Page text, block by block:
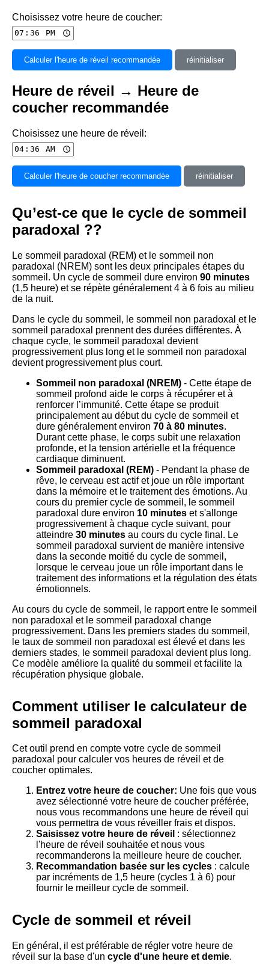
Choisissez votre heure de coucher:
Calculer l'heure de réveil recommandée réinitialiser
Heure de réveil → Heure de
coucher recommandée
Choisissez une heure de réveil:
Calculer l'heure de coucher recommandée réinitialiser
Qu’est-ce que le cycle de sommeil
paradoxal ??
Le sommeil paradoxal (REM) et le sommeil non
paradoxal (NREM) sont les deux principales étapes du
sommeil. Un cycle de sommeil dure environ 90 minutes
(1,5 heure) et se répète généralement 4 à 6 fois au milieu
de la nuit.
Dans le cycle du sommeil, le sommeil non paradoxal et le
sommeil paradoxal prennent des durées différentes. À
chaque cycle, le sommeil paradoxal devient
progressivement plus long et le sommeil non paradoxal
devient progressivement plus court.
Sommeil non paradoxal (NREM) - Cette étape de
sommeil profond aide le corps à récupérer et à
renforcer l’immunité. Cette étape se produit
principalement au début du cycle de sommeil et
dure généralement environ 70 à 80 minutes.
Durant cette phase, le corps subit une relaxation
profonde, et la tension artérielle et la fréquence
cardiaque diminuent.
Sommeil paradoxal (REM) - Pendant la phase de
rêve, le cerveau est actif et joue un rôle important
dans la mémoire et le traitement des émotions. Au
cours du premier cycle de sommeil, le sommeil
paradoxal dure environ 10 minutes et s'allonge
progressivement à chaque cycle suivant, pour
atteindre 30 minutes au cours du cycle final. Le
sommeil paradoxal survient de manière intensive
dans la seconde moitié du cycle de sommeil,
lorsque le cerveau joue un rôle important dans le
traitement des informations et la régulation des états
émotionnels.
Au cours du cycle de sommeil, le rapport entre le sommeil
non paradoxal et le sommeil paradoxal change
progressivement. Dans les premiers stades du sommeil,
le taux de sommeil non paradoxal est élevé et dans les
derniers stades, le sommeil paradoxal devient plus long.
Ce modèle améliore la qualité du sommeil et facilite la
récupération physique globale.
Comment utiliser le calculateur de
sommeil paradoxal
Cet outil prend en compte votre cycle de sommeil
paradoxal pour calculer vos heures de réveil et de
coucher optimales.
Entrez votre heure de coucher: Une fois que vous
avez sélectionné votre heure de coucher préférée,
nous vous recommandons une heure de réveil qui
vous permettra de vous réveiller frais et dispos.
Saisissez votre heure de réveil : sélectionnez
l'heure de réveil souhaitée et nous vous
recommanderons la meilleure heure de coucher.
Recommandation basée sur les cycles : calcule
par incréments de 1,5 heure (cycles 1 à 6) pour
fournir le meilleur cycle de sommeil.
Cycle de sommeil et réveil
En général, il est préférable de régler votre heure de
réveil sur la base d'un cycle d'une heure et demie.